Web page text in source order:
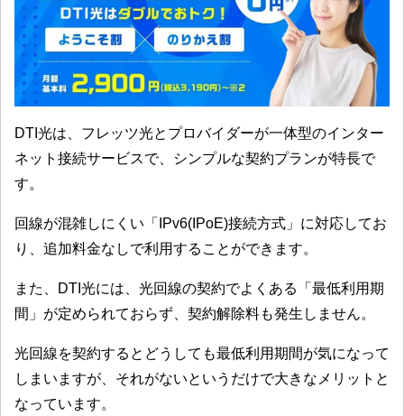
DTI光は、フレッツ光とプロバイダーが一体型のインター
ネット接続サービスで、シンプルな契約プランが特長で
す。
回線が混雑しにくい「IPv6(IPoE)接続方式」に対応してお
り、追加料金なしで利用することができます。
また、DTI光には、光回線の契約でよくある「最低利用期
間」が定められておらず、契約解除料も発生しません。
光回線を契約するとどうしても最低利用期間が気になって
しまいますが、それがないというだけで大きなメリットと
なっています。